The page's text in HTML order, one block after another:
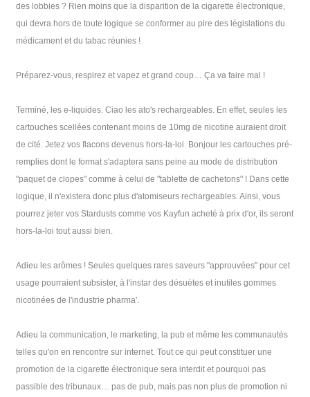
des lobbies ? Rien moins que la disparition de la cigarette électronique,
qui devra hors de toute logique se conformer au pire des législations du
médicament et du tabac réunies !
Préparez-vous, respirez et vapez et grand coup… Ça va faire mal !
Terminé, les e-liquides. Ciao les ato's rechargeables. En effet, seules les
cartouches scellées contenant moins de 10mg de nicotine auraient droit
de cité. Jetez vos flacons devenus hors-la-loi. Bonjour les cartouches pré-
remplies dont le format s'adaptera sans peine au mode de distribution
"paquet de clopes" comme à celui de "tablette de cachetons" ! Dans cette
logique, il n'existera donc plus d'atomiseurs rechargeables. Ainsi, vous
pourrez jeter vos Stardusts comme vos Kayfun acheté à prix d'or, ils seront
hors-la-loi tout aussi bien.
Adieu les arômes ! Seules quelques rares saveurs "approuvées" pour cet
usage pourraient subsister, à l'instar des désuètes et inutiles gommes
nicotinées de l'industrie pharma'.
Adieu la communication, le marketing, la pub et même les communautés
telles qu'on en rencontre sur internet. Tout ce qui peut constituer une
promotion de la cigarette électronique sera interdit et pourquoi pas
passible des tribunaux… pas de pub, mais pas non plus de promotion ni